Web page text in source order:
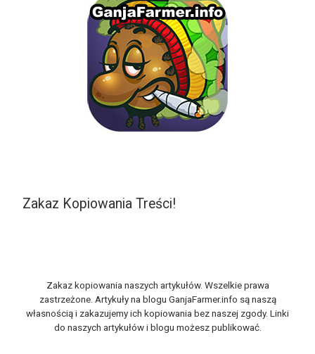
Zakaz Kopiowania Treści!
Zakaz kopiowania naszych artykułów. Wszelkie prawa
zastrzeżone. Artykuły na blogu GanjaFarmer.info są naszą
własnością i zakazujemy ich kopiowania bez naszej zgody. Linki
do naszych artykułów i blogu możesz publikować.